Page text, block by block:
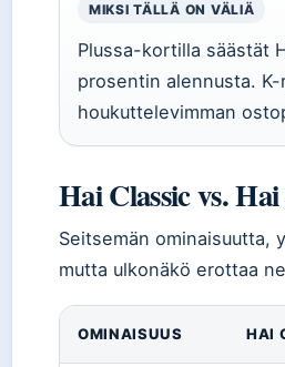
MIKSI TÄLLÄ ON VÄLIÄ
Plussa-kortilla säästät
prosentin alennusta.
houkuttelevimman
Hai Classic vs.
Seitsemän ominaisuutta,
mutta ulkonäkö erottaa
OMINAISUUS HAI